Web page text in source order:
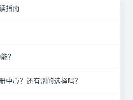
指南
？
中心？还有别的选择吗？